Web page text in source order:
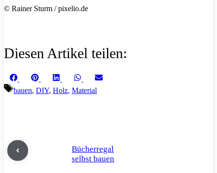
© Rainer Sturm / pixelio.de
Diesen Artikel teilen:
Share
FacebookShare
on
Pinterest Share
on
LinkedInShare
on
WhatsApp
Share
Schlagwörter
bauen, DIY, Holz, Material
Bücherregal
selbst bauen